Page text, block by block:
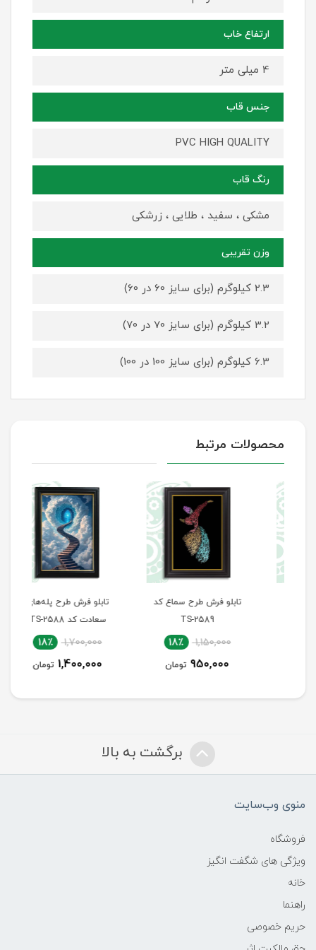
ارتفاع خاب
4 میلی متر
جنس قاب
PVC HIGH QUALITY
رنگ قاب
مشکی ، سفید ، طلایی ، زرشکی
وزن تقریبی
2.3 کیلوگرم (برای سایز 60 در 60)
3.2 کیلوگرم (برای سایز 70 در 70)
6.3 کیلوگرم (برای سایز 100 در 100)
محصولات مرتبط
تابلو فرش طرح سماع کد
TS-2589
1,150,000 18٪
950,000 تومان
تابلو فرش طرح پله‌های
سعادت کد TS-2588
1,700,000 18٪
1,400,000 تومان
برگشت به بالا
منوی وب‌سایت
فروشگاه
ویژگی های شگفت انگیز
خانه
راهنما
حریم خصوصی